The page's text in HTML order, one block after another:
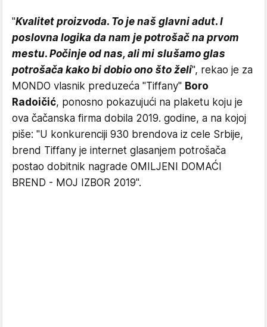
"Kvalitet proizvoda. To je naš glavni adut. I
poslovna logika da nam je potrošač na prvom
mestu. Počinje od nas, ali mi slušamo glas
potrošača kako bi dobio ono što želi", rekao je za
MONDO vlasnik preduzeća "Tiffany" Boro
Radoičić, ponosno pokazujući na plaketu koju je
ova čačanska firma dobila 2019. godine, a na kojoj
piše: "U konkurenciji 930 brendova iz cele Srbije,
brend Tiffany je internet glasanjem potrošača
postao dobitnik nagrade OMILJENI DOMAĆI
BREND - MOJ IZBOR 2019".